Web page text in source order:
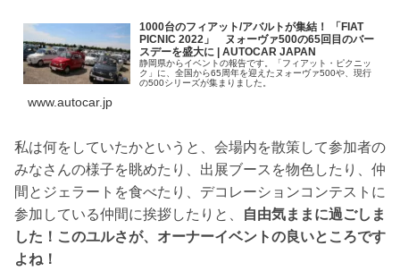
1000台のフィアット/アバルトが集結！ 「FIAT
PICNIC 2022」 ヌォーヴァ500の65回目のバー
スデーを盛大に | AUTOCAR JAPAN
静岡県からイベントの報告です。「フィアット・ピクニッ
ク」に、全国から65周年を迎えたヌォーヴァ500や、現行
の500シリーズが集まりました。
www.autocar.jp
私は何をしていたかというと、会場内を散策して参加者の
みなさんの様子を眺めたり、出展ブースを物色したり、仲
間とジェラートを食べたり、デコレーションコンテストに
参加している仲間に挨拶したりと、
自由気ままに過ごしま
した！このユルさが、オーナーイベントの良いところです
よね！